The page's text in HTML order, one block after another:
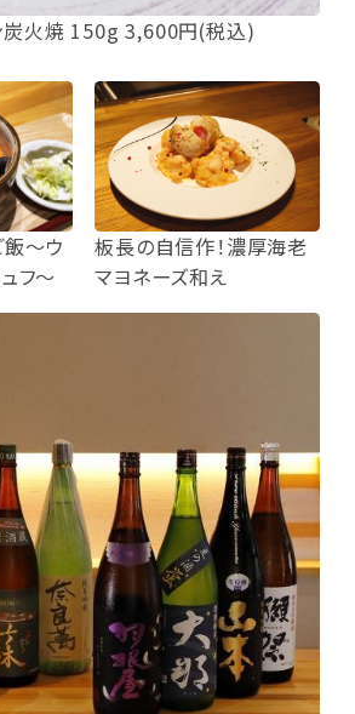
炭火焼 150g 3,600円(税込)
～ウ
フ～
板長の自信作！濃厚海老
マヨネーズ和え